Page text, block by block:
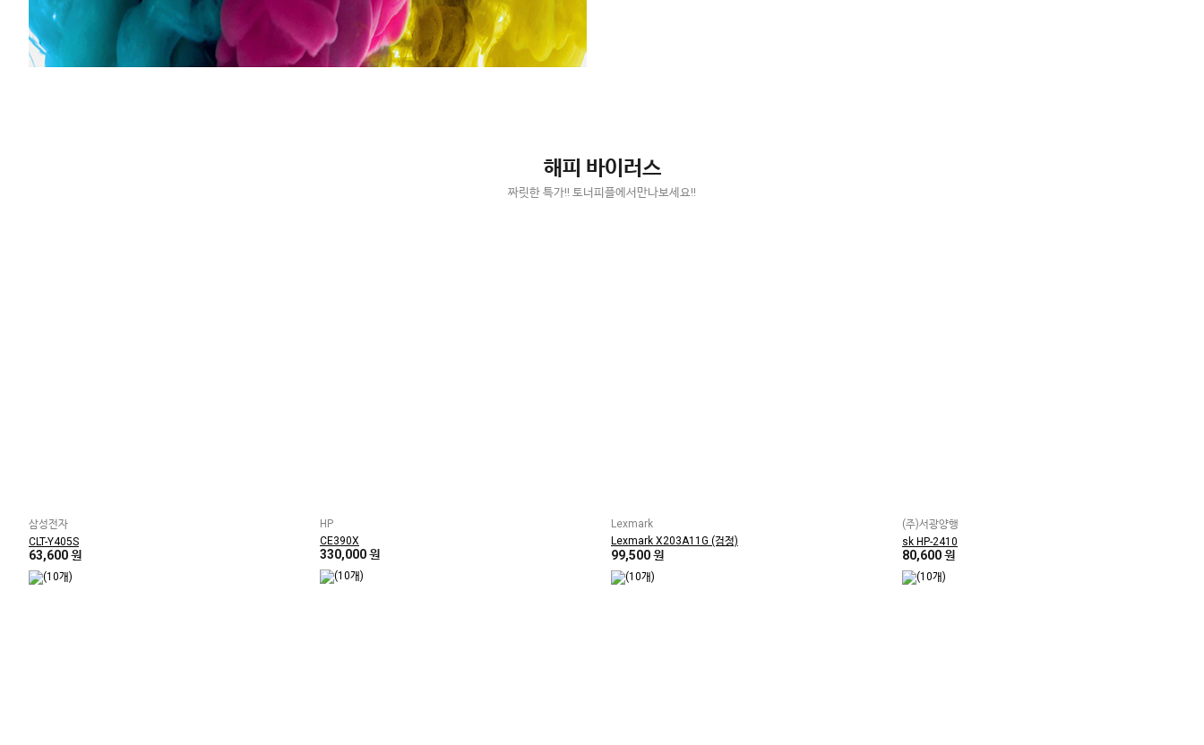
해피 바이러스
짜릿한 특가!! 토너피플에서만나보세요!!
삼성전자
CLT-Y405S
63,600 원
(10개)
HP
CE390X
330,000 원
(10개)
Lexmark
Lexmark X203A11G (검정)
99,500 원
(10개)
(주)서광양행
sk HP-2410
80,600 원
(10개)